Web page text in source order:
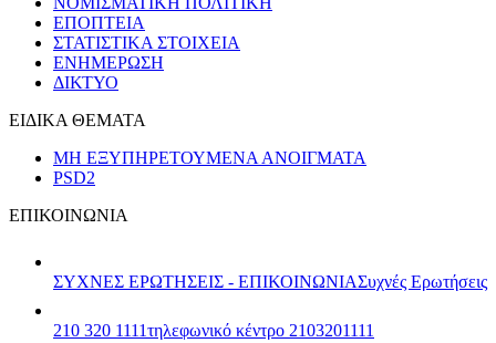
ΕΠΟΠΤΕΙΑ
ΣΤΑΤΙΣΤΙΚΑ ΣΤΟΙΧΕΙΑ
ΕΝΗΜΕΡΩΣΗ
ΔΙΚΤΥΟ
ΕΙΔΙΚΑ ΘΕΜΑΤΑ
ΜΗ ΕΞΥΠΗΡΕΤΟΥΜΕΝΑ ΑΝΟΙΓΜΑΤΑ
PSD2
ΕΠΙΚΟΙΝΩΝΙΑ
ΣΥΧΝΕΣ ΕΡΩΤΗΣΕΙΣ - ΕΠΙΚΟΙΝΩΝΙΑΣυχνές Ερωτήσεις
210 320 1111τηλεφωνικό κέντρο 2103201111